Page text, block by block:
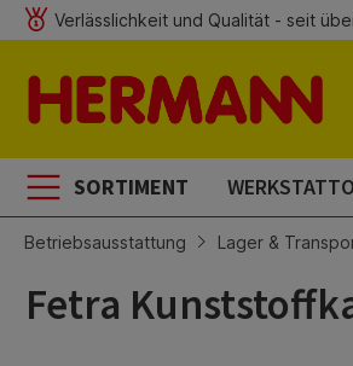
Hauptinhalt springen
Zur Suche springen
Zur Hauptnavigation springen
Verlässlichkeit und Qualität - seit
SORTIMENT
Betriebsausstattung Lager &
Fetra